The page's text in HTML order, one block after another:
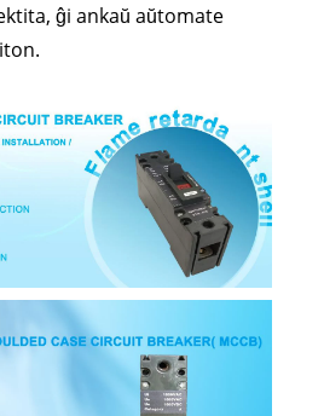
ĝi ankaŭ aŭtomate